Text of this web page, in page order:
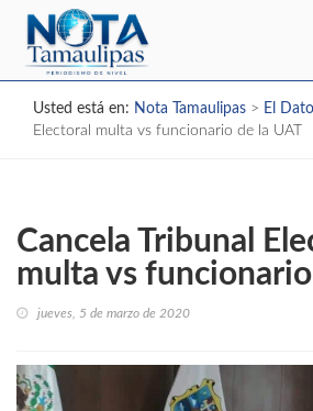
Usted está en: Nota Tamaulipas > El Dato
Electoral multa vs funcionario de la UAT
Cancela Tribunal
multa vs
jueves, 5 de marzo de 2020